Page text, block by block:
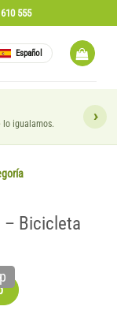
555
Español
lo igualamos.
– Bicicleta